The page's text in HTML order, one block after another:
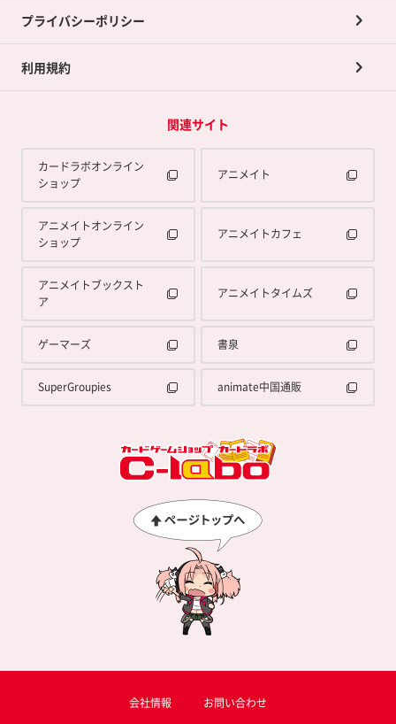
プライバシーポリシー
利用規約
関連サイト
カードラボオンライン
ショップ
アニメイト
アニメイトオンライン
ショップ
アニメイトカフェ
アニメイトブックスト
ア
アニメイトタイムズ
ゲーマーズ 書泉
SuperGroupies animate中国通販
会社情報 お問い合わせ